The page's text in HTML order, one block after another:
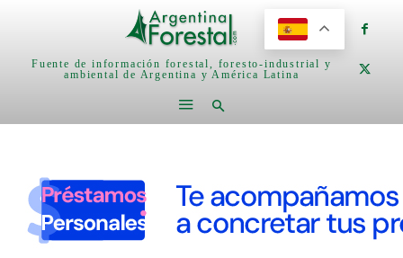
Fuente de información forestal, foresto-industrial y
ambiental de Argentina y América Latina